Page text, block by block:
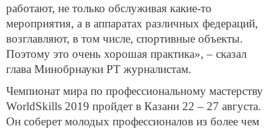
работают, не только обслуживая какие-то
мероприятия, а в аппаратах различных федераций,
возглавляют, в том числе, спортивные объекты.
Поэтому это очень хорошая практика», – сказал
глава Минобрнауки РТ журналистам.
Чемпионат мира по профессиональному мастерству
WorldSkills 2019 пройдет в Казани 22 – 27 августа.
Он соберет молодых профессионалов из более чем